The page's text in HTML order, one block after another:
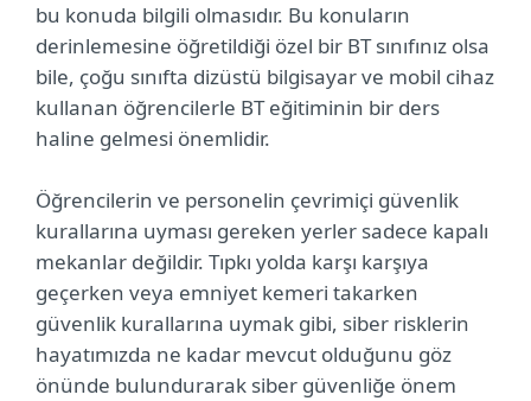
bu konuda bilgili olmasıdır. Bu konuların
derinlemesine öğretildiği özel bir BT sınıfınız olsa
bile, çoğu sınıfta dizüstü bilgisayar ve mobil cihaz
kullanan öğrencilerle BT eğitiminin bir ders
haline gelmesi önemlidir.
Öğrencilerin ve personelin çevrimiçi güvenlik
kurallarına uyması gereken yerler sadece kapalı
mekanlar değildir. Tıpkı yolda karşı karşıya
geçerken veya emniyet kemeri takarken
güvenlik kurallarına uymak gibi, siber risklerin
hayatımızda ne kadar mevcut olduğunu göz
önünde bulundurarak siber güvenliğe önem